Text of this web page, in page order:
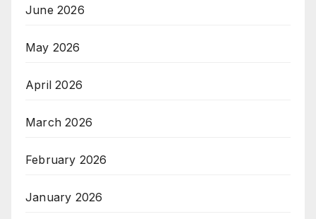
June 2026
May 2026
April 2026
March 2026
February 2026
January 2026